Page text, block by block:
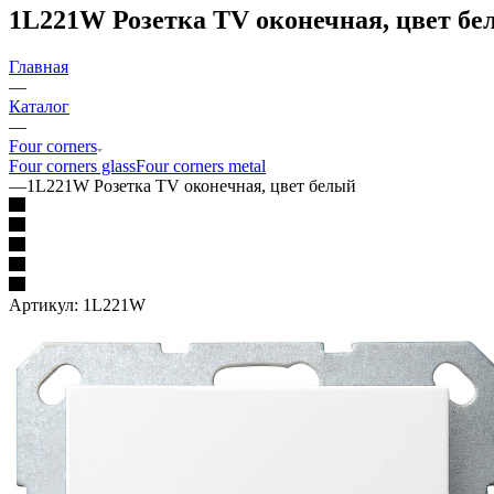
1L221W Розетка TV оконечная, цвет
Главная
—
Каталог
—
Four corners
Four corners glassFour corners metal
—1L221W Розетка TV оконечная, цвет белый
Артикул: 1L221W